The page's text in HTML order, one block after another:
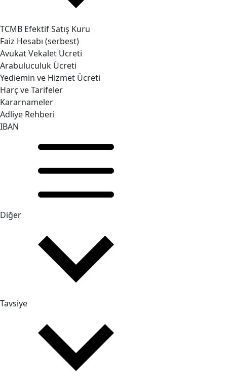
TCMB Efektif Satış Kuru
Faiz Hesabı (serbest)
Avukat Vekalet Ücreti
Arabuluculuk Ücreti
Yediemin ve Hizmet Ücreti
Harç ve Tarifeler
Kararnameler
Adliye Rehberi
IBAN
Diğer
Tavsiye